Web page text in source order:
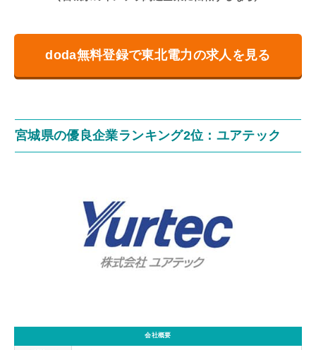
doda無料登録で東北電力の求人を見る
宮城県の優良企業ランキング2位：ユアテック
会社概要